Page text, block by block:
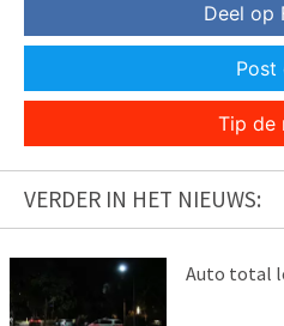
Deel op
Post
Tip de
VERDER IN HET NIEUWS:
Auto total